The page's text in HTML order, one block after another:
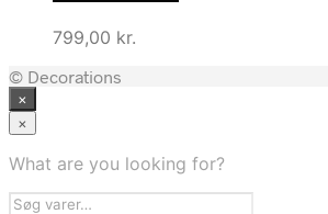
799,00 kr.
© Decorations
×
×
What are you looking for?